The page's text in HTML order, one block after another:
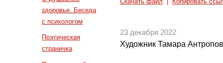
здоровье. Беседа
с психологом
Поэтическая
страничка
23 декабря 2022
Художник Тамара